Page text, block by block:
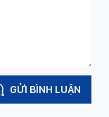
GỬI BÌNH LUẬN